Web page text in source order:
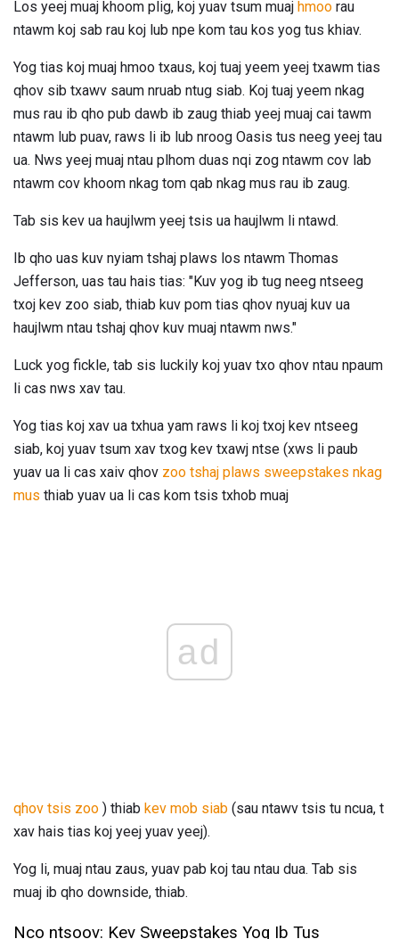
Los yeej muaj khoom plig, koj yuav tsum muaj hmoo rau
ntawm koj sab rau koj lub npe kom tau kos yog tus khiav.
Yog tias koj muaj hmoo txaus, koj tuaj yeem yeej txawm tias
qhov sib txawv saum nruab ntug siab. Koj tuaj yeem nkag
mus rau ib qho pub dawb ib zaug thiab yeej muaj cai tawm
ntawm lub puav, raws li ib lub nroog Oasis tus neeg yeej tau
ua. Nws yeej muaj ntau plhom duas nqi zog ntawm cov lab
ntawm cov khoom nkag tom qab nkag mus rau ib zaug.
Tab sis kev ua haujlwm yeej tsis ua haujlwm li ntawd.
Ib qho uas kuv nyiam tshaj plaws los ntawm Thomas
Jefferson, uas tau hais tias: "Kuv yog ib tug neeg ntseeg
txoj kev zoo siab, thiab kuv pom tias qhov nyuaj kuv ua
haujlwm ntau tshaj qhov kuv muaj ntawm nws."
Luck yog fickle, tab sis luckily koj yuav txo qhov ntau npaum
li cas nws xav tau.
Yog tias koj xav ua txhua yam raws li koj txoj kev ntseeg
siab, koj yuav tsum xav txog kev txawj ntse (xws li paub
yuav ua li cas xaiv qhov zoo tshaj plaws sweepstakes nkag
mus thiab yuav ua li cas kom tsis txhob muaj
ad
qhov tsis zoo ) thiab kev mob siab (sau ntawv tsis tu ncua, t
xav hais tias koj yeej yuav yeej).
Yog li, muaj ntau zaus, yuav pab koj tau ntau dua. Tab sis
muaj ib qho downside, thiab.
Nco ntsoov: Kev Sweepstakes Yog Ib Tus